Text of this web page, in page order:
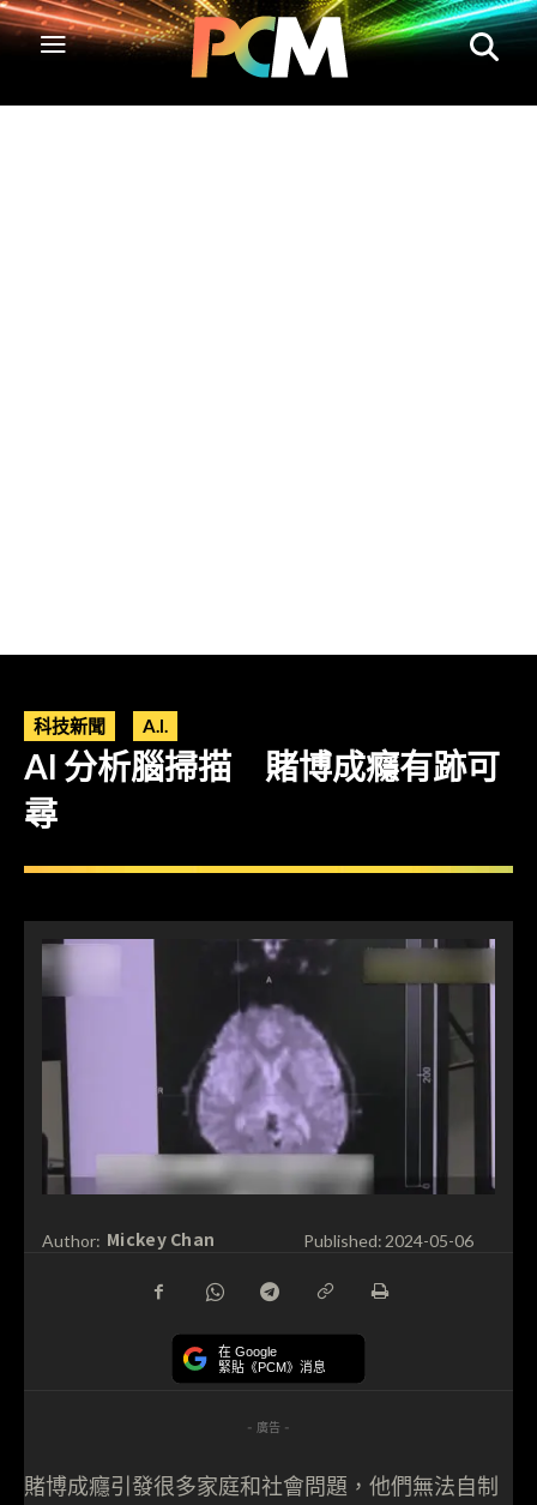
科技新聞 A.I.
AI 分析腦掃描 賭博成癮有跡可
尋
Author: Mickey Chan Published: 2024-05-06
在 Google
緊貼《PCM》消息
- 廣告 -
賭博成癮引發很多家庭和社會問題，他們無法自制